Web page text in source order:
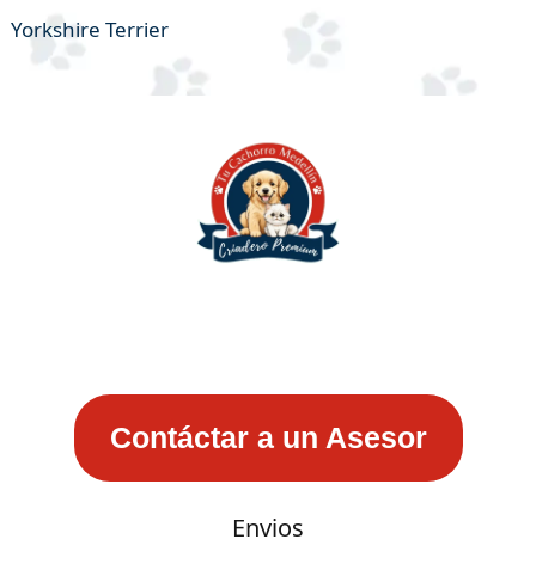
Yorkshire Terrier
Contáctar a un Asesor
Envios